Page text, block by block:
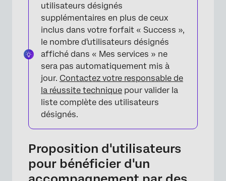
utilisateurs désignés
supplémentaires en plus de ceux
inclus dans votre forfait « Success »,
le nombre d'utilisateurs désignés
affiché dans « Mes services » ne
sera pas automatiquement mis à
jour. Contactez votre responsable de
la réussite technique pour valider la
liste complète des utilisateurs
désignés.
Proposition d'utilisateurs
pour bénéficier d'un